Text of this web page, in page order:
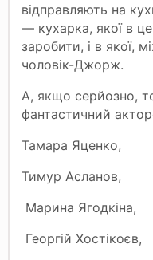
відправляють на
— кухарка, якої в
заробити, і в якої,
чоловік-Джорж.
А, якщо серйозно,
фантастичний
Тамара Яценко,
Тимур Асланов,
Марина Ягодкіна,
Георгій Хостікоєв,